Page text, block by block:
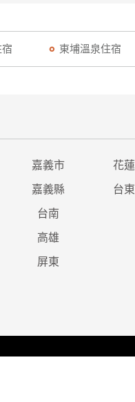
東埔溫泉住宿
嘉義市 花蓮
嘉義縣 台東
台南
高雄
屏東